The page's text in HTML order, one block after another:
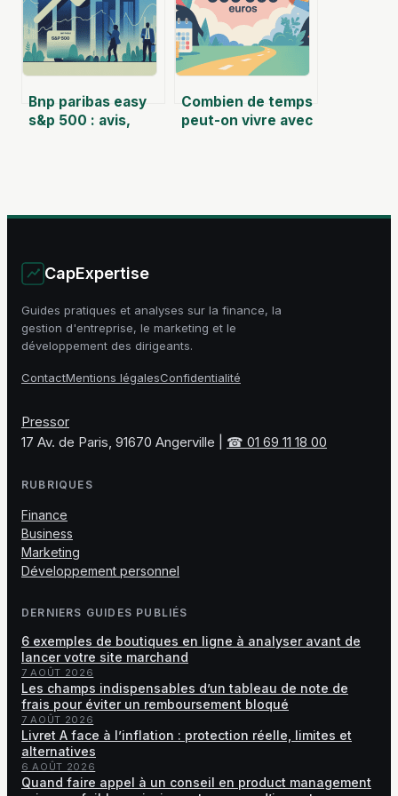
Bnp paribas easy
s&p 500 : avis,
Combien de temps
peut-on vivre avec
CapExpertise
Guides pratiques et analyses sur la finance, la
gestion d'entreprise, le marketing et le
développement des dirigeants.
ContactMentions légalesConfidentialité
Pressor
17 Av. de Paris, 91670 Angerville
☎ 01 69 11 18 00
RUBRIQUES
Finance
Business
Marketing
Développement personnel
DERNIERS GUIDES PUBLIÉS
6 exemples de boutiques en ligne à analyser avant de
lancer votre site marchand
7 AOÛT 2026
Les champs indispensables d’un tableau de note de
frais pour éviter un remboursement bloqué
7 AOÛT 2026
Livret A face à l’inflation : protection réelle, limites et
alternatives
6 AOÛT 2026
Quand faire appel à un conseil en product management